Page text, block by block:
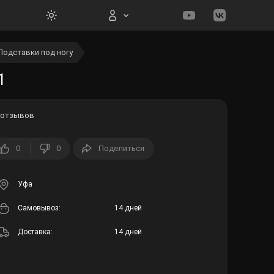
под ногу
0 0 Поделиться
Уфа
Cамовывоз: 14 дней
Доставка: 14 дней